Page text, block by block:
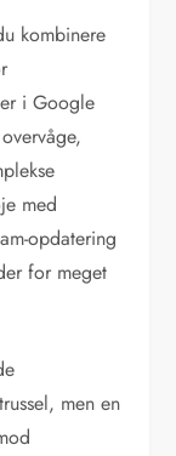
kombinere
i Google
med
opdatering
for meget
men en